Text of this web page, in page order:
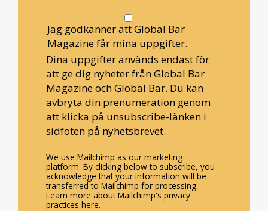
Jag godkänner att Global Bar
Magazine får mina uppgifter.
Dina uppgifter används endast för
att ge dig nyheter från Global Bar
Magazine och Global Bar. Du kan
avbryta din prenumeration genom
att klicka på unsubscribe-länken i
sidfoten på nyhetsbrevet.
We use Mailchimp as our marketing
platform. By clicking below to subscribe, you
acknowledge that your information will be
transferred to Mailchimp for processing.
Learn more about Mailchimp's privacy
practices here.